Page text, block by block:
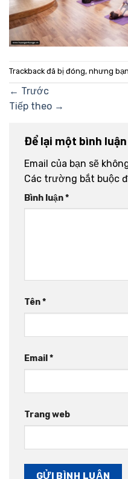
Trackback đã bị đóng, nhưng
← Trước
Tiếp theo →
Để lại một bình luận
Email của bạn sẽ
Các trường bắt buộc
Bình luận*
Tên*
Email *
Trang web